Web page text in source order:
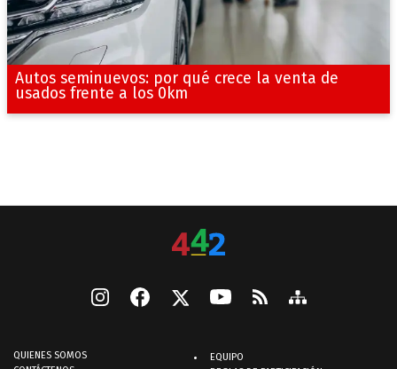
Autos seminuevos: por qué crece la venta de
usados frente a los 0km
QUIENES SOMOS
EQUIPO